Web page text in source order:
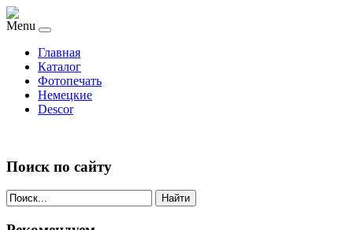
Menu
Главная
Каталог
Фотопечать
Немецкие
Descor
Поиск по сайту
Найти